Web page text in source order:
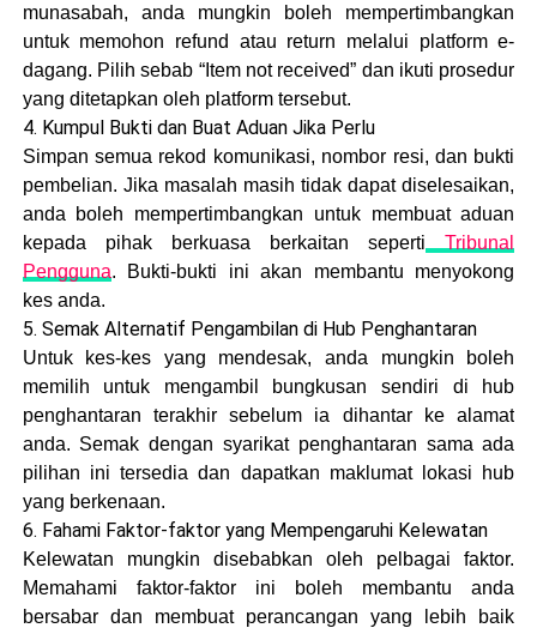
munasabah, anda mungkin boleh mempertimbangkan
untuk memohon refund atau return melalui platform e-
dagang. Pilih sebab “Item not received” dan ikuti prosedur
yang ditetapkan oleh platform tersebut.
4. Kumpul Bukti dan Buat Aduan Jika Perlu
Simpan semua rekod komunikasi, nombor resi, dan bukti
pembelian. Jika masalah masih tidak dapat diselesaikan,
anda boleh mempertimbangkan untuk membuat aduan
kepada pihak berkuasa berkaitan seperti Tribunal
Pengguna. Bukti-bukti ini akan membantu menyokong
kes anda.
5. Semak Alternatif Pengambilan di Hub Penghantaran
Untuk kes-kes yang mendesak, anda mungkin boleh
memilih untuk mengambil bungkusan sendiri di hub
penghantaran terakhir sebelum ia dihantar ke alamat
anda. Semak dengan syarikat penghantaran sama ada
pilihan ini tersedia dan dapatkan maklumat lokasi hub
yang berkenaan.
6. Fahami Faktor-faktor yang Mempengaruhi Kelewatan
Kelewatan mungkin disebabkan oleh pelbagai faktor.
Memahami faktor-faktor ini boleh membantu anda
bersabar dan membuat perancangan yang lebih baik